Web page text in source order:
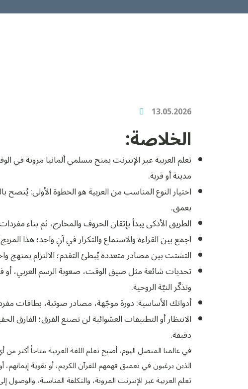
13.05.2026
الخلاصة:
تعلم العربية عبر الإنترنت يمنح مسلمي ألمانيا مرونة
مدينة أو قرية.
اختيار النوع المناسب من العربية هو الخطوة الأولى: يُنصح
بعمق.
الطريق الأذكى يبدأ بإتقان الحروف والمخارج، ثم بناء
اجمع بين القراءة والاستماع والتكرار في آنٍ واحد؛ هذا
التشتت بين مصادر متعددة يُبطئ التقدم؛ الالتزام بمنهج
تحديات شائعة مثل ضيق الوقت، صعوبة الرسم العربي، أو
وتذكّر النيّة الروحية.
أدواتك الأساسية: دورة موجّهة، مصادر صوتية، بطاقات
دقيقة.
في عالمنا المتصل اليوم، أصبح تعلم اللغة العربية متاحاً
الذين يرغبون في تعميق فهمهم للقرآن الكريم، أو تقوية
تعلم العربية عبر الإنترنت المرونة، والتكلفة المناسبة،